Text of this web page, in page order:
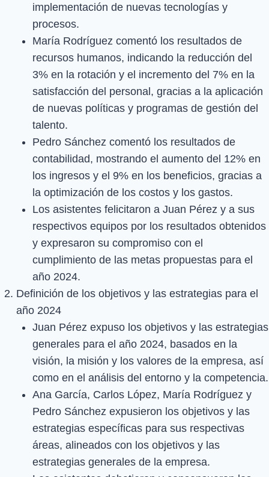
implementación de nuevas tecnologías y
procesos.
María Rodríguez comentó los resultados de
recursos humanos, indicando la reducción del
3% en la rotación y el incremento del 7% en la
satisfacción del personal, gracias a la aplicación
de nuevas políticas y programas de gestión del
talento.
Pedro Sánchez comentó los resultados de
contabilidad, mostrando el aumento del 12% en
los ingresos y el 9% en los beneficios, gracias a
la optimización de los costos y los gastos.
Los asistentes felicitaron a Juan Pérez y a sus
respectivos equipos por los resultados obtenidos
y expresaron su compromiso con el
cumplimiento de las metas propuestas para el
año 2024.
Definición de los objetivos y las estrategias para el
año 2024
Juan Pérez expuso los objetivos y las estrategias
generales para el año 2024, basados en la
visión, la misión y los valores de la empresa, así
como en el análisis del entorno y la competencia.
Ana García, Carlos López, María Rodríguez y
Pedro Sánchez expusieron los objetivos y las
estrategias específicas para sus respectivas
áreas, alineados con los objetivos y las
estrategias generales de la empresa.